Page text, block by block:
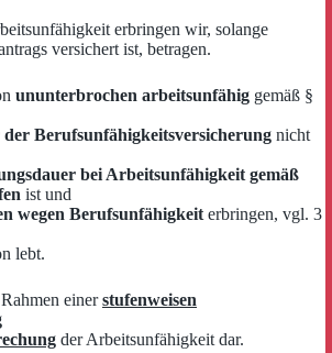
erbringen wir, solange
versichert ist, betragen.
ununterbrochen arbeitsunfähig gemäß §
Berufsunfähigkeitsversicherung nicht
bei Arbeitsunfähigkeit gemäß
ist und
wegen Berufsunfähigkeit erbringen, vgl. 3
lebt.
einerstufenweisen
der Arbeitsunfähigkeit dar.